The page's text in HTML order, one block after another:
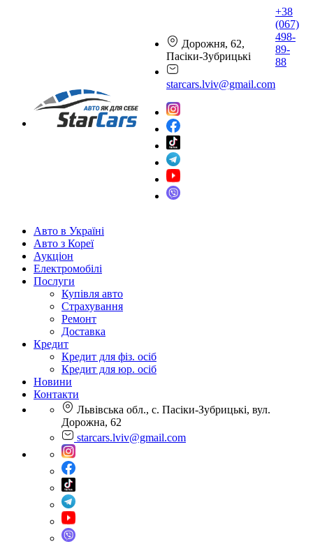
Дорожня, 62,
Пасіки-Зубрицькі
starcars.lviv@gmail.com
+38
(067)
498-
89-
88
Авто в Україні
Авто з Кореї
Аукціон
Електромобілі
Послуги
Купівля авто
Страхування
Ремонт
Доставка
Кредит
Кредит для фіз. осіб
Кредит для юр. осіб
Новини
Контакти
Львівська обл., с. Пасіки-Зубрицькі, вул.
Дорожна, 62
starcars.lviv@gmail.com